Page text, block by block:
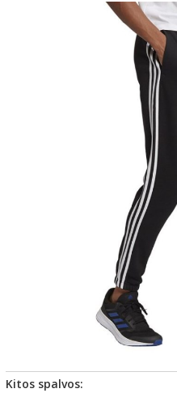
Kitos spalvos: